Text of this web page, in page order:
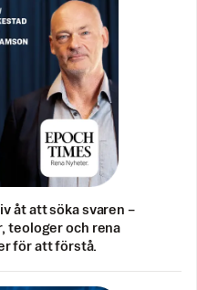
åt att söka svaren –
teologer och rena
för att förstå.